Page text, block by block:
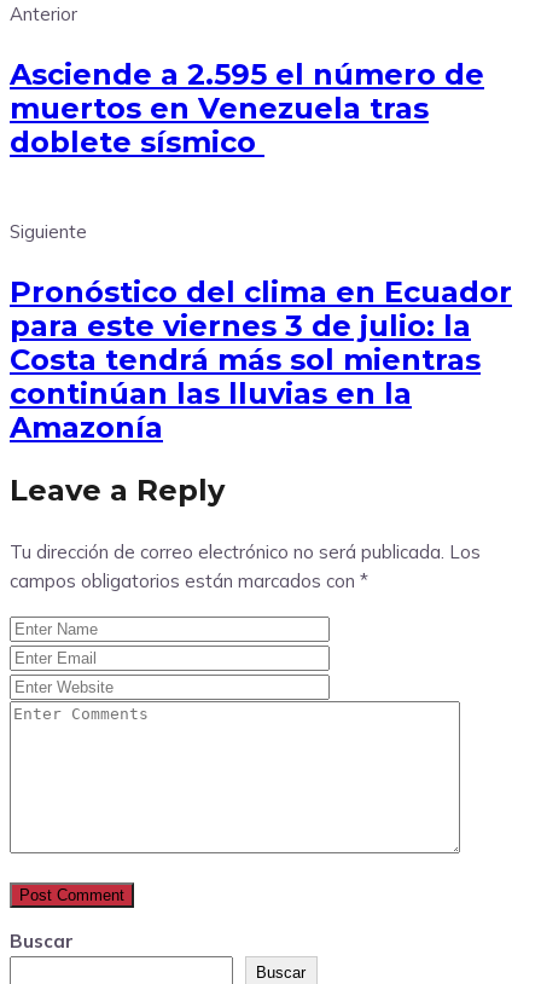
Anterior
Asciende a 2.595 el número de
muertos en Venezuela tras
doblete sísmico
Siguiente
Pronóstico del clima en Ecuador
para este viernes 3 de julio: la
Costa tendrá más sol mientras
continúan las lluvias en la
Amazonía
Leave a Reply
Tu dirección de correo electrónico no será publicada. Los
campos obligatorios están marcados con *
Buscar
Buscar